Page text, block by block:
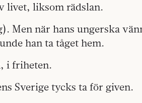
livet, liksom rädslan.
Men när hans ungerska
han ta tåget hem.
i friheten.
Sverige tycks ta för given.